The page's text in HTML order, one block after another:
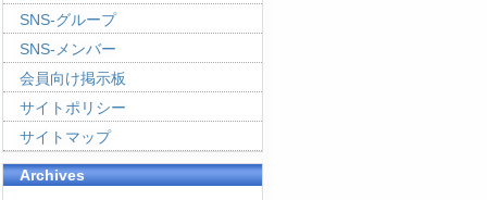
SNS-グループ
SNS-メンバー
会員向け掲示板
サイトポリシー
サイトマップ
Archives